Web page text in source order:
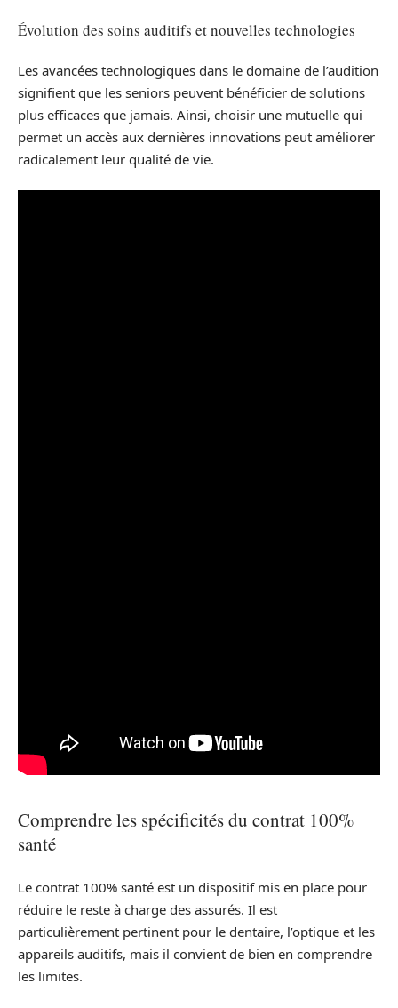
Évolution des soins auditifs et nouvelles technologies
Les avancées technologiques dans le domaine de l’audition
signifient que les seniors peuvent bénéficier de solutions
plus efficaces que jamais. Ainsi, choisir une mutuelle qui
permet un accès aux dernières innovations peut améliorer
radicalement leur qualité de vie.
Comprendre les spécificités du contrat 100%
santé
Le contrat 100% santé est un dispositif mis en place pour
réduire le reste à charge des assurés. Il est
particulièrement pertinent pour le dentaire, l’optique et les
appareils auditifs, mais il convient de bien en comprendre
les limites.